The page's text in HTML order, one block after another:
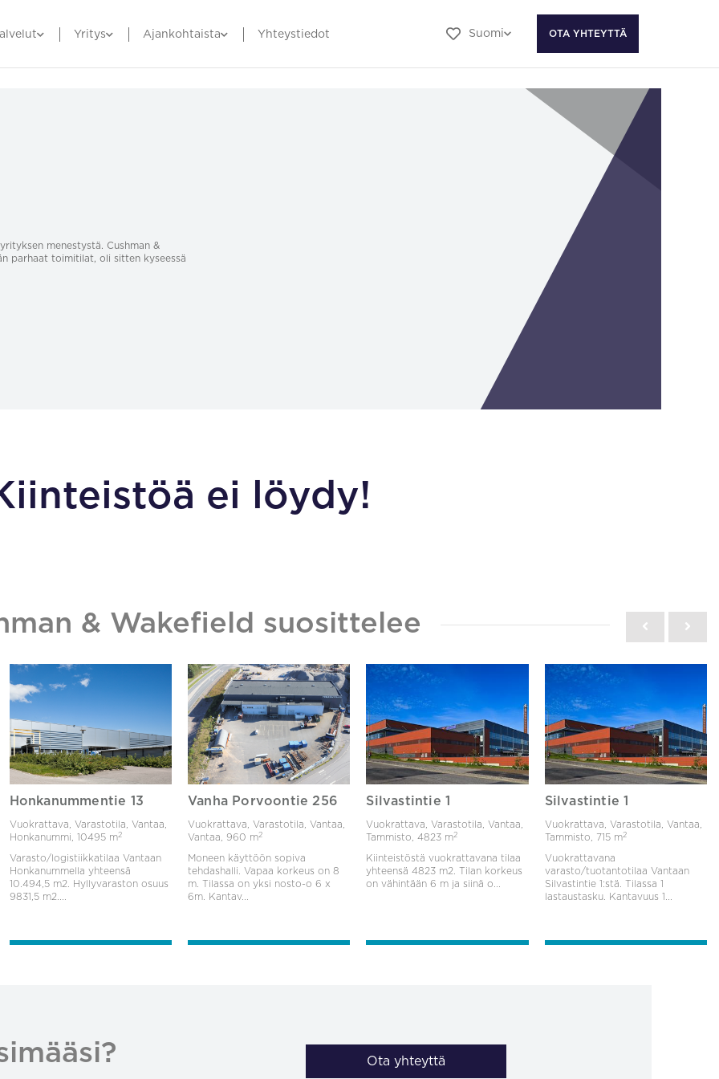
Yritys Ajankohtaista Yhteystiedot Suomi OTA YHTEYTTÄ
menestystä. Cushman &
parhaat toimitilat, oli sitten kyseessä
ei löydy!
& Wakefield suosittelee
Honkanummentie 13
Vuokrattava, Varastotila, Vantaa,
Honkanummi, 10495 m2
Varasto/logistiikkatilaa Vantaan
Honkanummella yhteensä
10.494,5 m2. Hyllyvaraston osuus
9831,5 m2....
Vanha Porvoontie 256
Vuokrattava, Varastotila, Vantaa,
Vantaa, 960 m2
Moneen käyttöön sopiva
tehdashalli. Vapaa korkeus on 8
m. Tilassa on yksi nosto-o 6 x
6m. Kantav...
Silvastintie 1
Vuokrattava, Varastotila, Vantaa,
Tammisto,4823 m2
Kiinteistöstä vuokrattavana tilaa
yhteensä 4823 m2. Tilan korkeus
on vähintään 6 m ja siinä o...
Silvastintie 1
Vuokrattava, Varastotila, Vantaa,
Tammisto,
715 m2
Vuokrattavana
varasto/tuotantotilaa Vantaan
Silvastintie 1:stä. Tilassa 1
lastaustasku. Kantavuus 1...
Ota yhteyttä